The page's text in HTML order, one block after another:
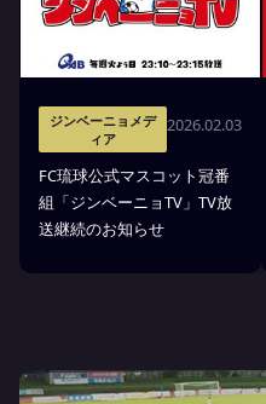
ジンベーニョメデ
ィア
2026.02.03
FC琉球公式マスコット冠番
組「ジンベーニョTV」TV放
送継続のお知らせ